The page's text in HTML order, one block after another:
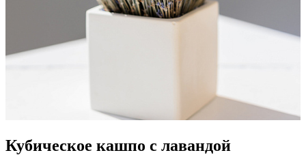
Кубическое кашпо с лавандой